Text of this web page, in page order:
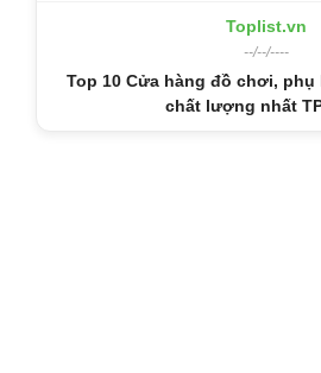
Toplist.vn
--/--/----
Top 10 Cửa hàng đồ chơi,
chất lượng nhất